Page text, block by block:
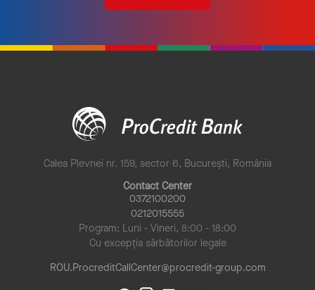
Calea Plevnei nr. 159, sector 6, București, România
Contact Center
0372100200
0212015555
Program: Luni - Vineri, 8:00 - 18:00
Cu excepția sărbătorilor legale
ROU.ProcreditCallCenter@procredit-group.com